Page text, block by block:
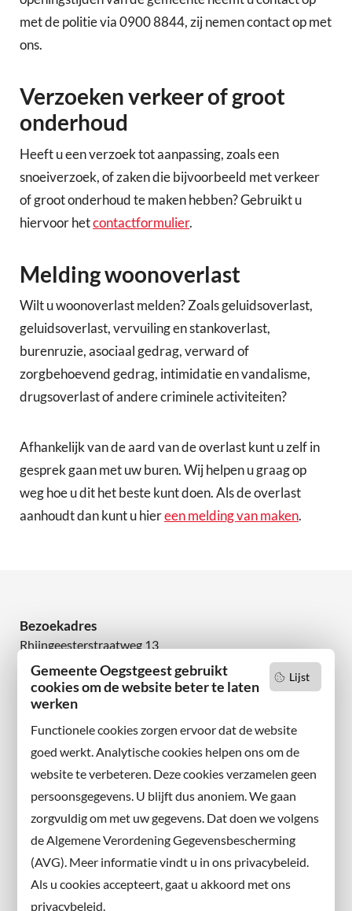
Lijst
Gemeente Oegstgeest gebruikt
cookies om de website beter te laten
werken
Functionele cookies zorgen ervoor dat de website
goed werkt. Analytische cookies helpen ons om de
website te verbeteren. Deze cookies verzamelen geen
persoonsgegevens. U blijft dus anoniem. We gaan
zorgvuldig om met uw gegevens. Dat doen we volgens
de Algemene Verordening Gegevensbescherming
(AVG). Meer informatie vindt u in ons privacybeleid.
Als u cookies accepteert, gaat u akkoord met ons
privacybeleid.
met de politie via 0900 8844, zij nemen contact op met
ons.
Verzoeken verkeer of groot
onderhoud
Heeft u een verzoek tot aanpassing, zoals een
snoeiverzoek, of zaken die bijvoorbeeld met verkeer
of groot onderhoud te maken hebben? Gebruikt u
hiervoor hetcontactformulier.
Melding woonoverlast
Wilt u woonoverlast melden? Zoals geluidsoverlast,
geluidsoverlast, vervuiling en stankoverlast,
burenruzie, asociaal gedrag, verward of
zorgbehoevend gedrag, intimidatie en vandalisme,
drugsoverlast of andere criminele activiteiten?
Afhankelijk van de aard van de overlast kunt u zelf in
gesprek gaan met uw buren. Wij helpen u graag op
weg hoe u dit het beste kunt doen. Als de overlast
aanhoudt dan kunt u hiereen melding van maken.
Bezoekadres
Rhijngeesterstraatweg 13
2342 AN Oegstgeest
Wilt u niets missen?
en volg ons ook op sociale media.
Facebook
X
Instagram
Contact met de gemeente